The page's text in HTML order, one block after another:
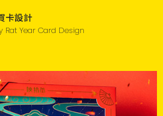
卡設計
Year Card Design